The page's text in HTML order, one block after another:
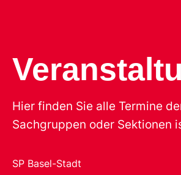
Hier finden Sie alle Termine
Sachgruppen oder Sektionen
SP Basel-Stadt